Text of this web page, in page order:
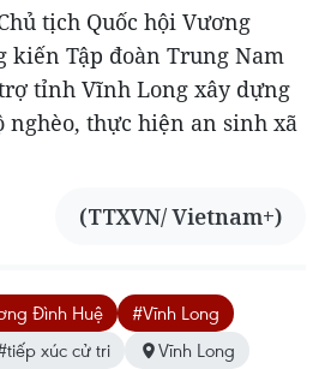
tịch Quốc hội Vương
kiến Tập đoàn Trung Nam
tỉnh Vĩnh Long xây dựng
nghèo, thực hiện an sinh xã
(TTXVN/ Vietnam+)
Đình Huệ
#Vĩnh Long
xúc cử tri Vĩnh Long